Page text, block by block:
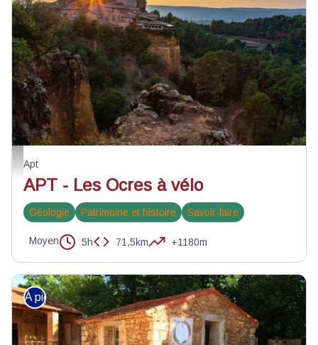
Village de Roussillon - ©Alain Hocquel - VPA
Apt
APT - Les Ocres à vélo
Géologie Patrimoine et histoire Savoir-faire
Moyen 5h 71,5km +1180m
À pied